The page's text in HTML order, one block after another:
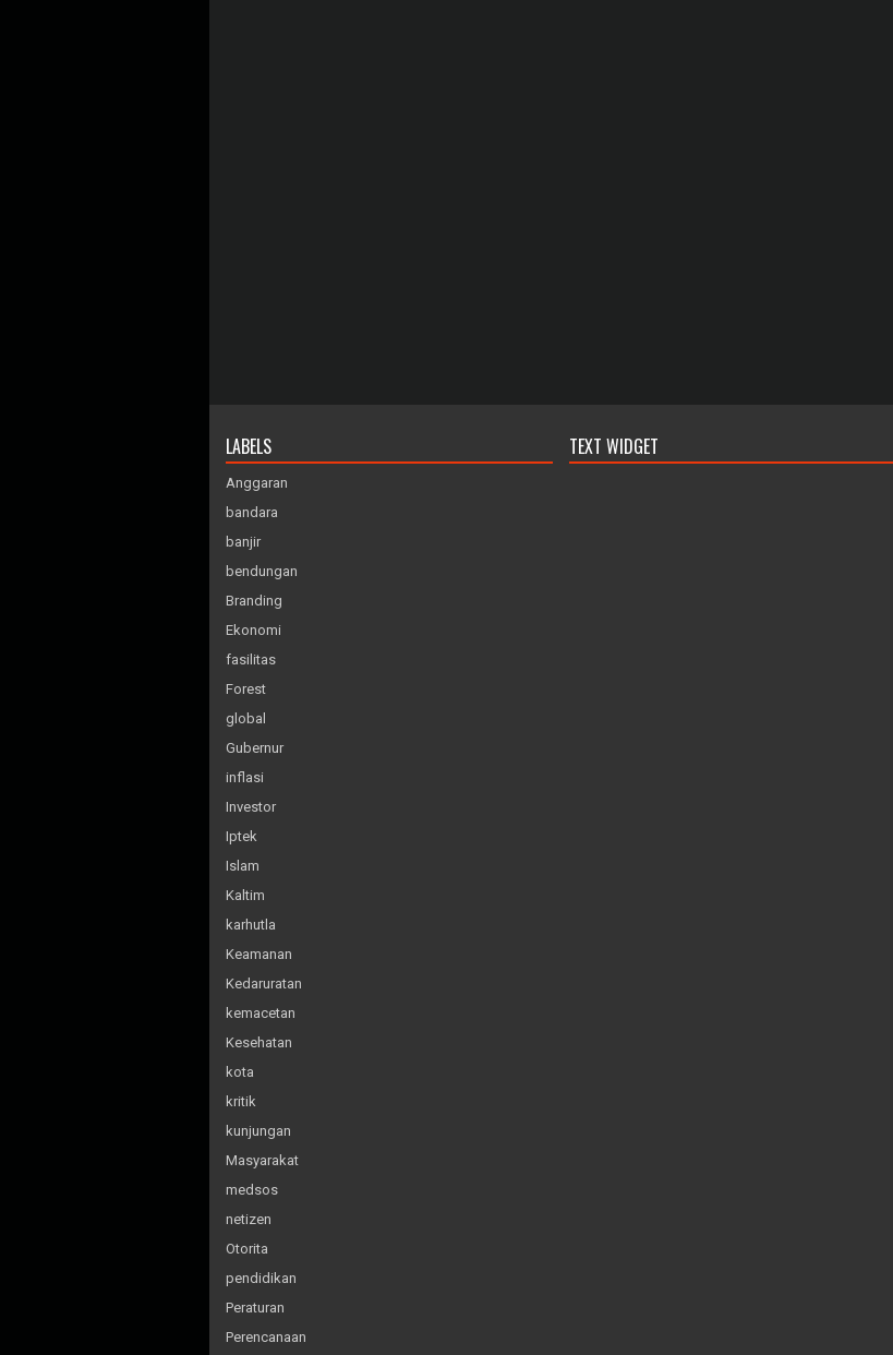
LABELS
Anggaran
bandara
banjir
bendungan
Branding
Ekonomi
fasilitas
Forest
global
Gubernur
inflasi
Investor
Iptek
Islam
Kaltim
karhutla
Keamanan
Kedaruratan
kemacetan
Kesehatan
kota
kritik
kunjungan
Masyarakat
medsos
netizen
Otorita
pendidikan
Peraturan
Perencanaan
TEXT WIDGET